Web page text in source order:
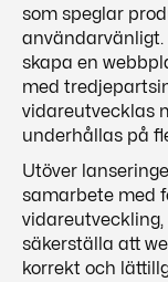
som speglar
användarvänligt.
skapa en
med
vidareutvecklas
underhållas på
Utöver
samarbete med
vidareutveckling,
säkerställa att
korrekt och